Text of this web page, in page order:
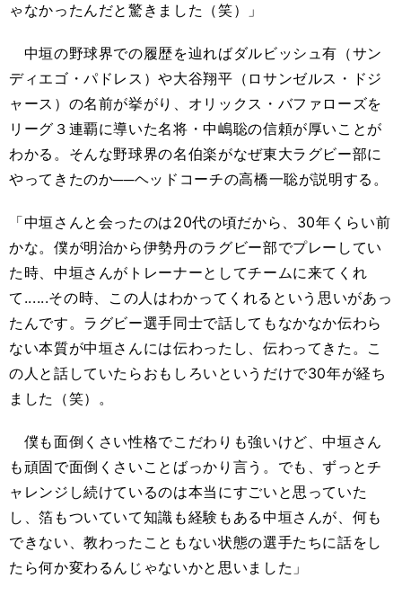
ゃなかったんだと驚きました（笑）」
中垣の野球界での履歴を辿ればダルビッシュ有（サン
ディエゴ・パドレス）や大谷翔平（ロサンゼルス・ドジ
ャース）の名前が挙がり、オリックス・バファローズを
リーグ３連覇に導いた名将・中嶋聡の信頼が厚いことが
わかる。そんな野球界の名伯楽がなぜ東大ラグビー部に
やってきたのか──ヘッドコーチの高橋一聡が説明する。
「中垣さんと会ったのは20代の頃だから、30年くらい前
かな。僕が明治から伊勢丹のラグビー部でプレーしてい
た時、中垣さんがトレーナーとしてチームに来てくれ
て......その時、この人はわかってくれるという思いがあっ
たんです。ラグビー選手同士で話してもなかなか伝わら
ない本質が中垣さんには伝わったし、伝わってきた。こ
の人と話していたらおもしろいというだけで30年が経ち
ました（笑）。
僕も面倒くさい性格でこだわりも強いけど、中垣さん
も頑固で面倒くさいことばっかり言う。でも、ずっとチ
ャレンジし続けているのは本当にすごいと思っていた
し、箔もついていて知識も経験もある中垣さんが、何も
できない、教わったこともない状態の選手たちに話をし
たら何か変わるんじゃないかと思いました」